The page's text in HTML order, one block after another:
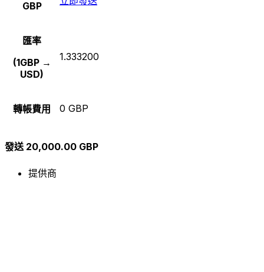
GBP
匯率
(1GBP →
USD)
1.333200
轉帳費用 0 GBP
發送 20,000.00 GBP
提供商